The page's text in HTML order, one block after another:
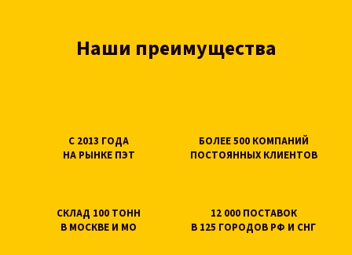
Наши преимущества
С 2013 ГОДА
НА РЫНКЕ ПЭТ
БОЛЕЕ 500 КОМПАНИЙ
ПОСТОЯННЫХ КЛИЕНТОВ
СКЛАД 100 ТОНН
В МОСКВЕ И МО
12 000 ПОСТАВОК
В 125 ГОРОДОВ РФ И СНГ